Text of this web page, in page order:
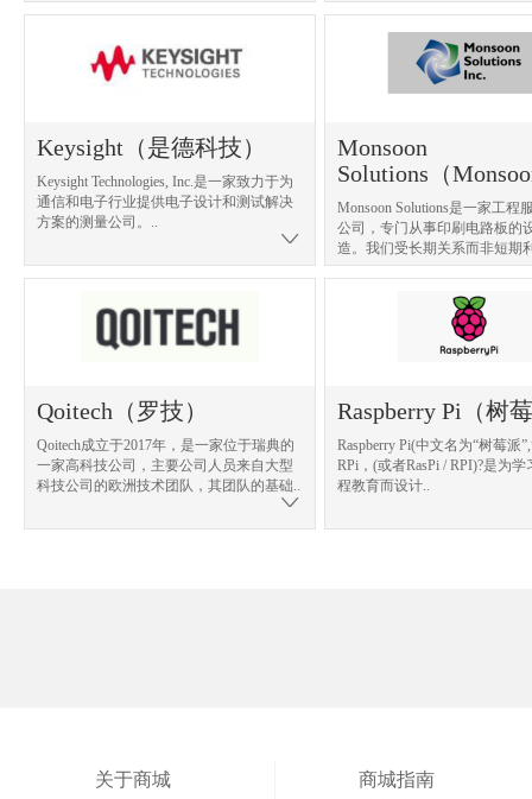
Keysight（是德科技）
Keysight Technologies, Inc.是一家致力于为
通信和电子行业提供电子设计和测试解决
方案的测量公司。..
Monsoon
Solutions（
Monsoon Solutions是一家工程
公司，专门从事印刷电路板的
造。我们受长期关系而非短期
Qoitech（罗技）
Qoitech成立于2017年，是一家位于瑞典的
一家高科技公司，主要公司人员来自大型
科技公司的欧洲技术团队，其团队的基础..
Raspberry Pi（树
Raspberry Pi(中文名为“树莓派
RPi，(或者RasPi / RPI)?是为
程教育而设计..
关于商城 商城指南